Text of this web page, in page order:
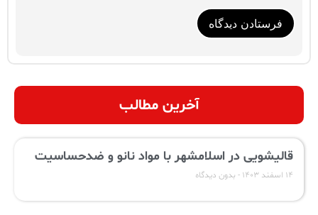
آخرین مطالب
قالیشویی در اسلامشهر با مواد نانو و ضدحساسیت
۱۴ اسفند ۱۴۰۳ بدون دیدگاه